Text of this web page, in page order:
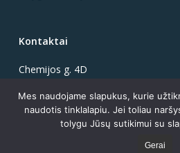
Kontaktai
Chemijos g. 4D
+370-646-27927
info@vartonas.lt
Mes naudojame slapukus, kurie
naudotis tinklalapiu. Jei toliau
tolygu Jūsų sutikimui su
Gerai